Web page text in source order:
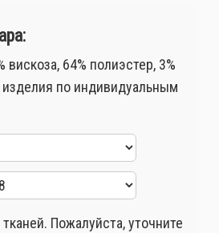
вискоза, 64% полиэстер, 3%
по индивидуальным
Пожалуйста, уточните